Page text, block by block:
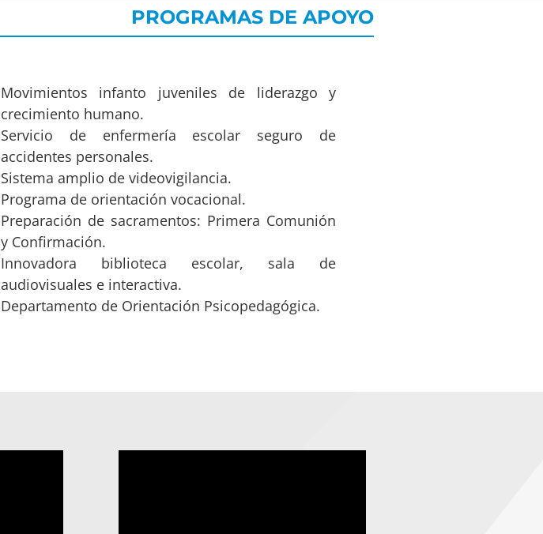
PROGRAMAS DE APOYO
Movimientos infanto juveniles de liderazgo y
crecimiento humano.
Servicio de enfermería escolar seguro de
accidentes personales.
Sistema amplio de videovigilancia.
Programa de orientación vocacional.
Preparación de sacramentos: Primera Comunión
y Confirmación.
Innovadora biblioteca escolar, sala de
audiovisuales e interactiva.
Departamento de Orientación Psicopedagógica.